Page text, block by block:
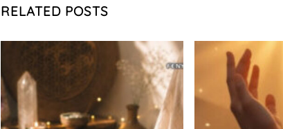
RELATED POSTS